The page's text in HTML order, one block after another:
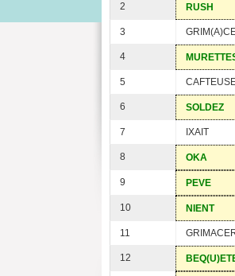
2 RUSH
3
4
5
6 SOLDEZ
7 IXAIT
8 OKA
9 PEVE
10 NIENT
11
12